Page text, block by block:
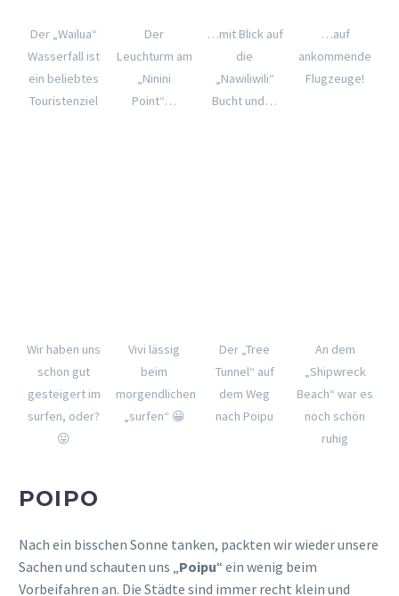
Der „Wailua“
Wasserfall ist
ein beliebtes
Touristenziel
Der
Leuchturm am
„Ninini
Point“…
…mit Blick auf
die
„Nawiliwili“
Bucht und…
…auf
ankommende
Flugzeuge!
Nach ein bisschen Sonne tanken, packten wir wieder unsere
Sachen und schauten uns „Poipu
“ ein wenig beim
Vorbeifahren an. Die Städte sind immer recht klein und
haben nicht wirklich ein Innenstadtzentrum, wo sich das
Shopping Center
„, was auf uns auch eher etwas
hochklassiger wirkte. Dies zeigte sich auch etwas in den
Preisen der Restaurantkarten und dem Angebot der